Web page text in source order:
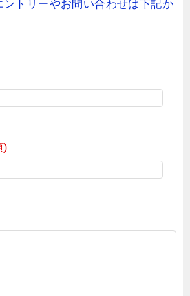
トリーやお問い合わせは下記か
)